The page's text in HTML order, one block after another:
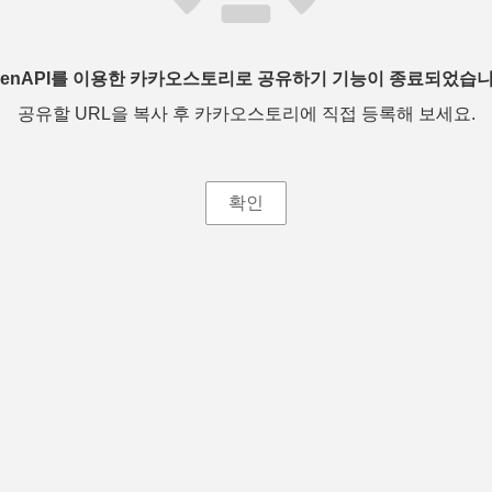
를 이용한 카카오스토리로 공유하기 기능이 종료되었습
공유할 URL을 복사 후 카카오스토리에 직접 등록해 보세요.
확인